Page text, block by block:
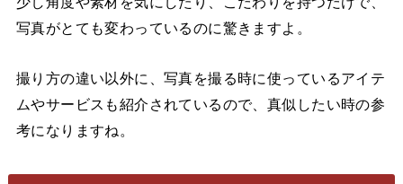
写真がとても変わっているのに驚きますよ。
撮り方の違い以外に、写真を撮る時に使っているアイテ
ムやサービスも紹介されているので、真似したい時の参
考になりますね。